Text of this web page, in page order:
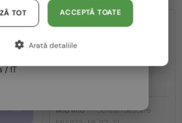
PLUS
MIU MIU—Ochelari de soare
/ AT
/ DE
/ FR
/ IT
ACCEPTĂ TOATE
TOT
Arată detaliile